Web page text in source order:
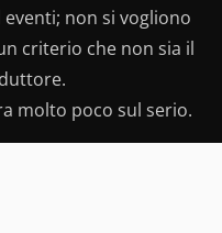
non si vogliono
criterio che non sia il
molto poco sul serio.